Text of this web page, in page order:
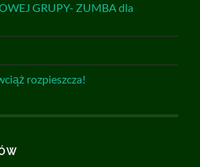
GRUPY- ZUMBA dla
rozpieszcza!